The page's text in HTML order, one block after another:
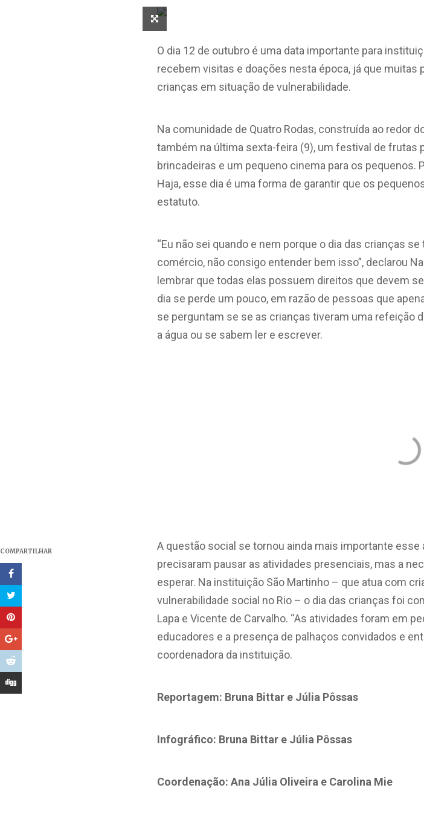
COMPARTILHAR
O dia 12 de outubro é uma data importante para
recebem visitas e doações nesta época, já que muitas
crianças em situação de vulnerabilidade.
Na comunidade de Quatro Rodas, construída ao redor
também na última sexta-feira (9), um festival de frutas
brincadeiras e um pequeno cinema para os pequenos.
Haja, esse dia é uma forma de garantir que os
estatuto.
“Eu não sei quando e nem porque o dia das crianças
comércio, não consigo entender bem isso”, declarou
lembrar que todas elas possuem direitos que devem
dia se perde um pouco, em razão de pessoas que
se perguntam se se as crianças tiveram uma refeição
a água ou se sabem ler e escrever.
A questão social se tornou ainda mais importante esse
precisaram pausar as atividades presenciais, mas a
esperar. Na instituição São Martinho – que atua com
vulnerabilidade social no Rio – o dia das crianças foi
Lapa e Vicente de Carvalho. “As atividades foram em
educadores e a presença de palhaços convidados e
coordenadora da instituição.
Reportagem: Bruna Bittar e Júlia Pôssas
Infográfico: Bruna Bittar e Júlia Pôssas
Coordenação: Ana Júlia Oliveira e Carolina Mie